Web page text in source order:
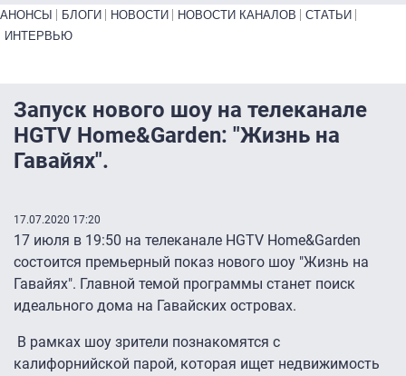
Primary links bottom
АНОНСЫ БЛОГИ НОВОСТИ НОВОСТИ КАНАЛОВ
СТАТЬИ
ИНТЕРВЬЮ
Запуск нового шоу на телеканале
HGTV Home&Garden: "Жизнь на
Гавайях".
17.07.2020 17:20
17 июля в 19:50 на телеканале HGTV Home&Garden
состоится премьерный показ нового шоу "Жизнь на
Гавайях". Главной темой программы станет поиск
идеального дома на Гавайских островах.
В рамках шоу зрители познакомятся с
калифорнийской парой, которая ищет недвижимость